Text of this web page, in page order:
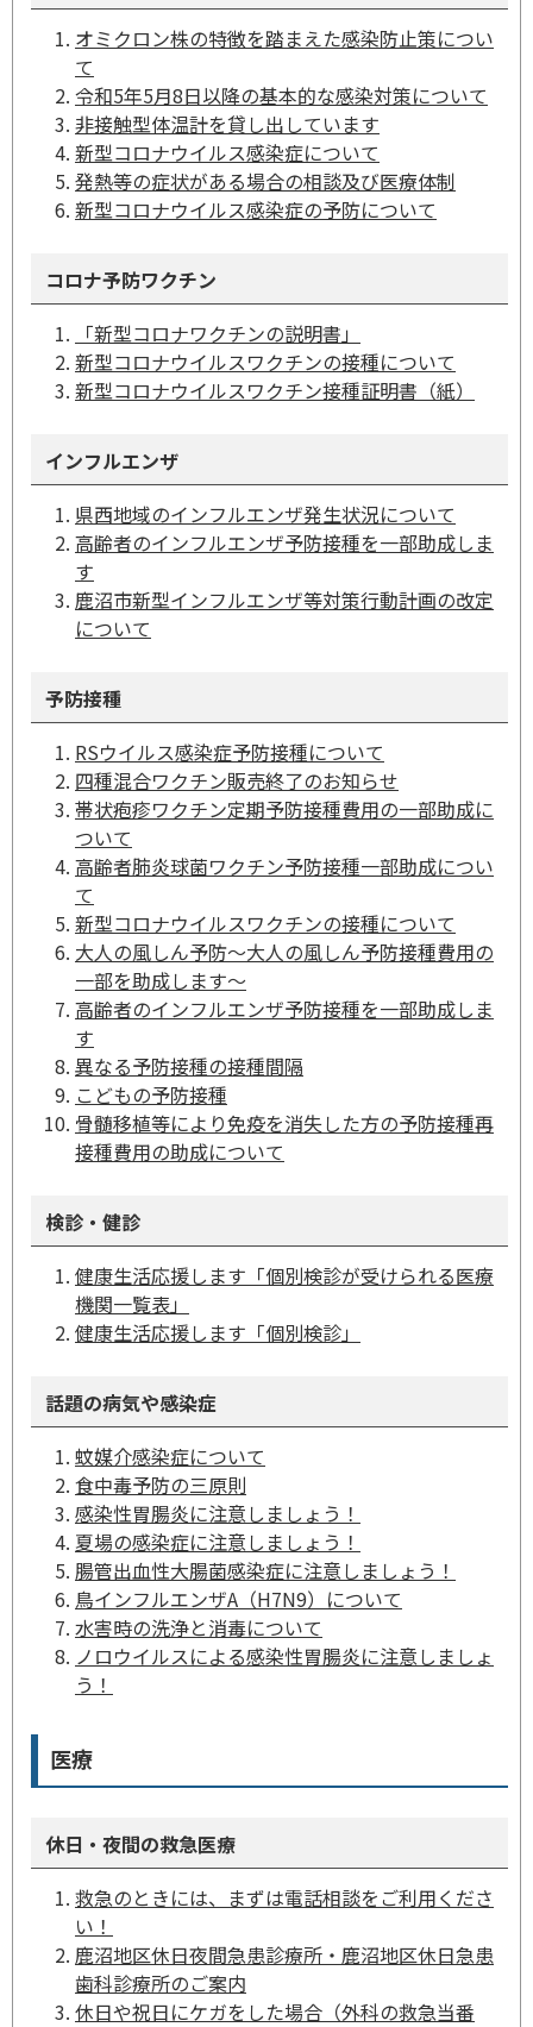
オミクロン株の特徴を踏まえた感染防止策につい
て
令和5年5月8日以降の基本的な感染対策について
非接触型体温計を貸し出しています
新型コロナウイルス感染症について
発熱等の症状がある場合の相談及び医療体制
新型コロナウイルス感染症の予防について
コロナ予防ワクチン
「新型コロナワクチンの説明書」
新型コロナウイルスワクチンの接種について
新型コロナウイルスワクチン接種証明書（紙）
インフルエンザ
県西地域のインフルエンザ発生状況について
高齢者のインフルエンザ予防接種を一部助成しま
す
鹿沼市新型インフルエンザ等対策行動計画の改定
について
予防接種
RSウイルス感染症予防接種について
四種混合ワクチン販売終了のお知らせ
帯状疱疹ワクチン定期予防接種費用の一部助成に
ついて
高齢者肺炎球菌ワクチン予防接種一部助成につい
て
新型コロナウイルスワクチンの接種について
大人の風しん予防～大人の風しん予防接種費用の
一部を助成します～
高齢者のインフルエンザ予防接種を一部助成しま
す
異なる予防接種の接種間隔
こどもの予防接種
骨髄移植等により免疫を消失した方の予防接種再
接種費用の助成について
検診・健診
健康生活応援します「個別検診が受けられる医療
機関一覧表」
健康生活応援します「個別検診」
話題の病気や感染症
蚊媒介感染症について
食中毒予防の三原則
感染性胃腸炎に注意しましょう！
夏場の感染症に注意しましょう！
腸管出血性大腸菌感染症に注意しましょう！
鳥インフルエンザA（H7N9）について
水害時の洗浄と消毒について
ノロウイルスによる感染性胃腸炎に注意しましょ
う！
医療
休日・夜間の救急医療
救急のときには、まずは電話相談をご利用くださ
い！
鹿沼地区休日夜間急患診療所・鹿沼地区休日急患
歯科診療所のご案内
休日や祝日にケガをした場合（外科の救急当番